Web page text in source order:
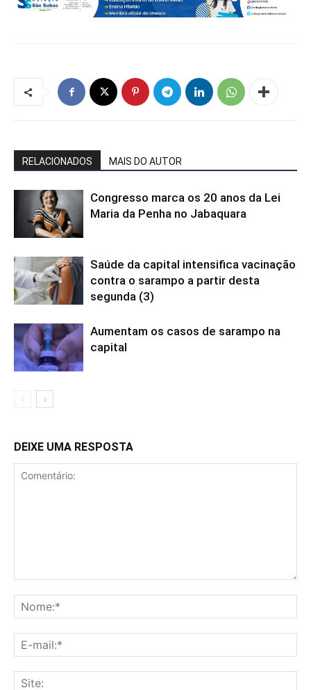
RELACIONADOS MAIS DO AUTOR
Congresso marca os 20 anos da Lei
Maria da Penha no Jabaquara
Saúde da capital intensifica vacinação
contra o sarampo a partir desta
segunda (3)
Aumentam os casos de sarampo na
capital
DEIXE UMA RESPOSTA